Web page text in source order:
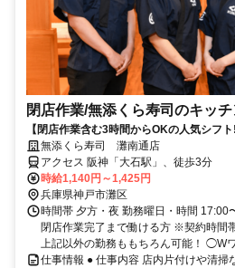
閉店作業​/無添くら寿司の​キッ
【閉店作業含む3時間からOKの人気シフト!! 22時以降時給UPで短時
で稼げる】
無添くら寿司 灘南通店
アクセス 阪神「大石駅」、徒歩3分
時給1,140円～1,425円
兵庫県神戸市灘区
時間帯 夕方・夜 勤務曜日・時間
閉店作業完了まで働ける方 ※契約時間
上記以外の勤務ももちろん可能！ ◯W
仕事情報 ● 仕事内容 店内片付けや清掃